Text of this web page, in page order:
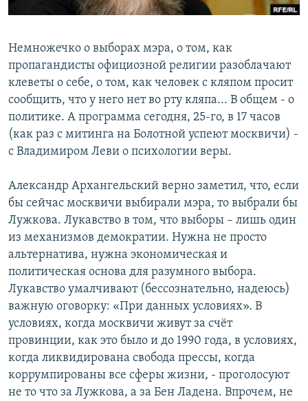
Все сайты РСЕ/РС
Немножечко о выборах мэра, о том, как
пропагандисты официозной религии разоблачают
клеветы о себе, о том, как человек с кляпом просит
сообщить, что у него нет во рту кляпа... В общем - о
политике. А программа сегодня, 25-го, в 17 часов
(как раз с митинга на Болотной успеют москвичи) -
с Владимиром Леви о психологии веры.
Александр Архангельский верно заметил, что, если
бы сейчас москвичи выбирали мэра, то выбрали бы
Лужкова. Лукавство в том, что выборы – лишь один
из механизмов демократии. Нужна не просто
альтернатива, нужна экономическая и
политическая основа для разумного выбора.
Лукавство умалчивают (бессознательно, надеюсь)
важную оговорку: «При данных условиях». В
условиях, когда москвичи живут за счёт
провинции, как это было и до 1990 года, в условиях,
когда ликвидирована свобода прессы, когда
коррумпированы все сферы жизни, - проголосуют
не то что за Лужкова, а за Бен Ладена. Впрочем, не